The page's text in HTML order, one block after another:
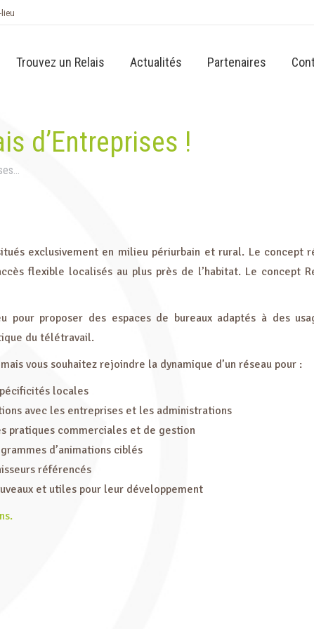
Trouvez un Relais Actualités Partenaires
d’Entreprises !
exclusivement en milieu périurbain et rural. Le concept
flexible localisés au plus près de l’habitat. Le concept
pour proposer des espaces de bureaux adaptés à des
du télétravail.
vous souhaitez rejoindre la dynamique d’un réseau pour :
locales
avec les entreprises et les administrations
pratiques commerciales et de gestion
d’animations ciblés
référencés
et utiles pour leur développement